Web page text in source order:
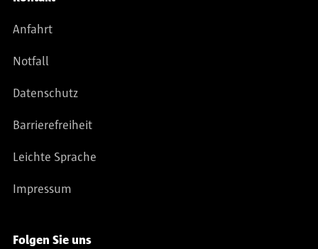
Anfahrt
Notfall
Datenschutz
Barrierefreiheit
Leichte Sprache
Impressum
Folgen Sie uns